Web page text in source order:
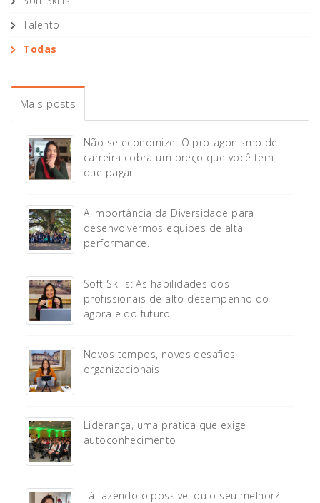
Talento
Todas
Mais posts
Não se economize. O protagonismo de
carreira cobra um preço que você tem
que pagar
A importância da Diversidade para
desenvolvermos equipes de alta
performance.
Soft Skills: As habilidades dos
profissionais de alto desempenho do
agora e do futuro
Novos tempos, novos desafios
organizacionais
Liderança, uma prática que exige
autoconhecimento
Tá fazendo o possível ou o seu melhor?